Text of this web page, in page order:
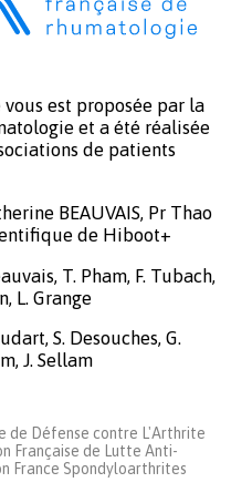
est proposée par la
et a été réalisée
de patients
BEAUVAIS, Pr Thao
de Hiboot+
T. Pham, F. Tubach,
L. Grange
S. Desouches, G.
J. Sellam
de Défense contre L'Arthrite
Française de Lutte Anti-
France Spondyloarthrites